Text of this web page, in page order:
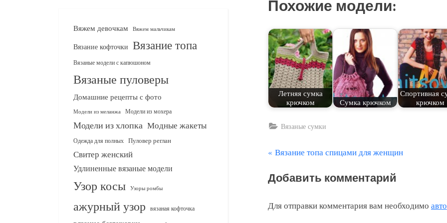
Похожие модели:
Летняя сумка
крючком
Сумка крючком
Спортивная
крючком
Вязаные сумки
Навигация
по
записям
П
е
ы
Вязание топа спицами для женщин
Добавить комментарий
Для отправки комментария вам необходимо
Вяжем девочкам Вяжем мальчикам
Вязание кофточки Вязание топа
Вязаные модели с капюшоном
Вязаные пуловеры
Домашние рецепты с фото
Модели из меланжа Модели из мохера
Модели из хлопка Модные жакеты
Одежда для полных Пуловер реглан
Свитер женский
Удлиненные вязаные модели
Узор косы Узоры ромбы
ажурный узор вязаная кофточка